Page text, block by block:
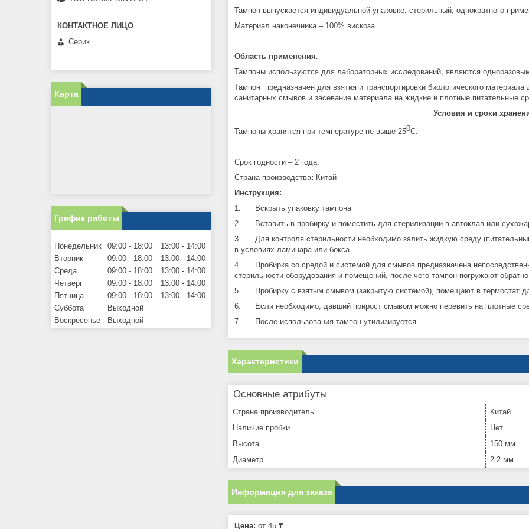
Тампон выпускается индивидуальной упаковке, стерильный, однократного
Материал наконечника – 100% вискоза
Область применения:
Тампоны используются для лабораторных исследований, являются
Тампон предназначен для взятия и транспортировки биологического
санитарных смывов и засевание материала на жидкие и плотные питательные
Условия и сроки
Тампоны хранятся при температуре не выше 250С.
Срок годности – 2 года.
Страна производства: Китай
Инструкция:
1. Вскрыть упаковку тампона
2. Вставить в пробирку и поместить для стерилизации в автоклав или
3. Для контроля стерильности необходимо залить жидкую среду
в условиях ламинара или бокса
4. Пробирка со средой и системой для смывов предназначена
стерильности оборудования и помещений, после чего тампон погружают
5. Пробирку с взятым смывом (закрытую системой), помещают в термостат
6. Если необходимо, давший прирост смывом можно перевить на плотные
7. После использования тампон утилизируется
Характеристики
Основные атрибуты
Страна производитель
Китай
Наличие пробки
Нет
Высота
150 мм
Диаметр
2.2 мм
Информация для заказа
Цена: от 45 ₸
Серик
Карта
График работы
Понедельник 09:00 18:00 13:00
14:00
Вторник
09:00 18:00 13:00
14:00
Среда
09:00 18:00 13:00
14:00
Четверг
09:00 18:00 13:00
14:00
Пятница
09:00 18:00 13:00
14:00
Суббота
Выходной
Воскресенье
Выходной